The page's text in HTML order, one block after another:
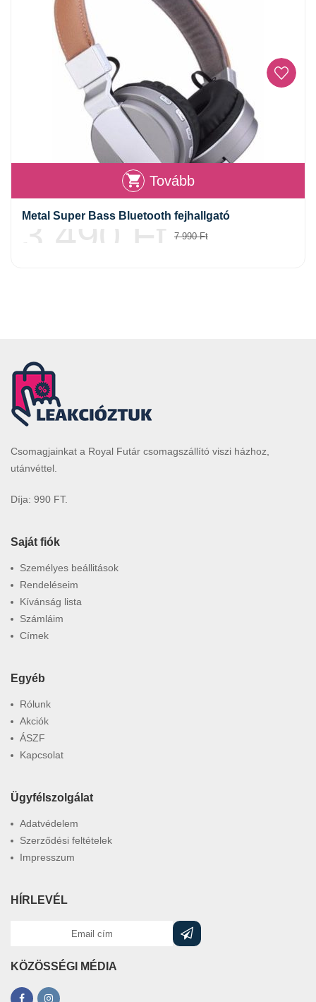
Tovább
Metal Super Bass Bluetooth fejhallgató
7 990Ft
3 490 Ft
Csomagjainkat a Royal Futár csomagszállító viszi házhoz,
utánvéttel.
Díja: 990 FT.
Saját fiók
Személyes beállitások
Rendeléseim
Kívánság lista
Számláim
Címek
Egyéb
Rólunk
Akciók
ÁSZF
Kapcsolat
Ügyfélszolgálat
Adatvédelem
Szerződési feltételek
Impresszum
HÍRLEVÉL
KÖZÖSSÉGI MÉDIA